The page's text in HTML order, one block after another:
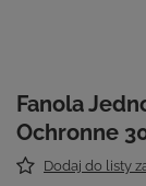
Fanola
Ochronne
Dodaj do listy